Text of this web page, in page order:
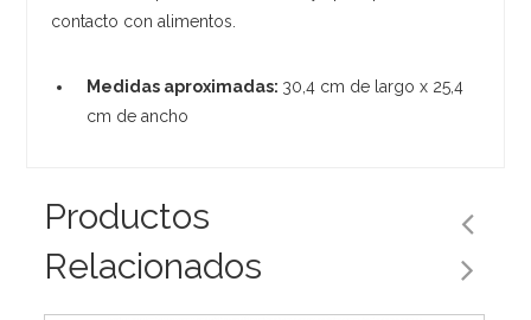
contacto con alimentos.
Medidas aproximadas: 30,4 cm de largo x 25,4
cm de ancho
Productos
Relacionados